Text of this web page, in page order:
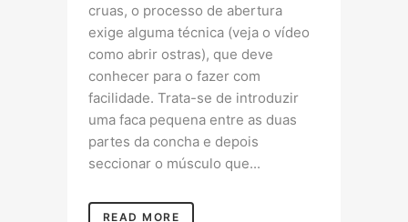
cruas, o processo de abertura
exige alguma técnica (veja o vídeo
como abrir ostras), que deve
conhecer para o fazer com
facilidade. Trata-se de introduzir
uma faca pequena entre as duas
partes da concha e depois
seccionar o músculo que...
READ MORE